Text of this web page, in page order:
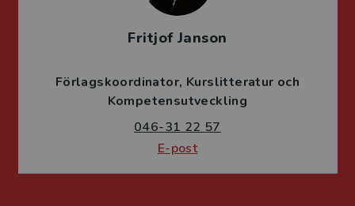
Fritjof Janson
Förlagskoordinator Kurslitteratur och
Kompetensutveckling
046-31 22 57
E-post